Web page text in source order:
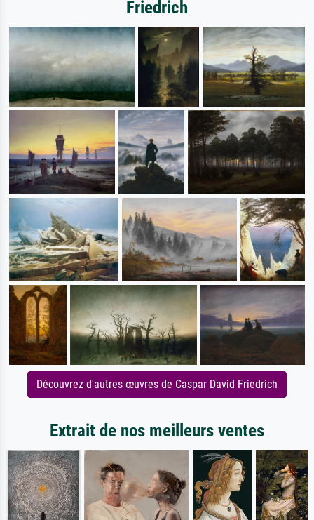
Friedrich
Découvrez d'autres œuvres de Caspar David Friedrich
Extrait de nos meilleurs ventes